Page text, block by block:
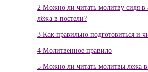
2 Можно ли читать молитву сидя в
лёжа в постели?
3 Как правильно подготовиться и
4 Молитвенное правило
5 Можно ли читать молитвы лежа в